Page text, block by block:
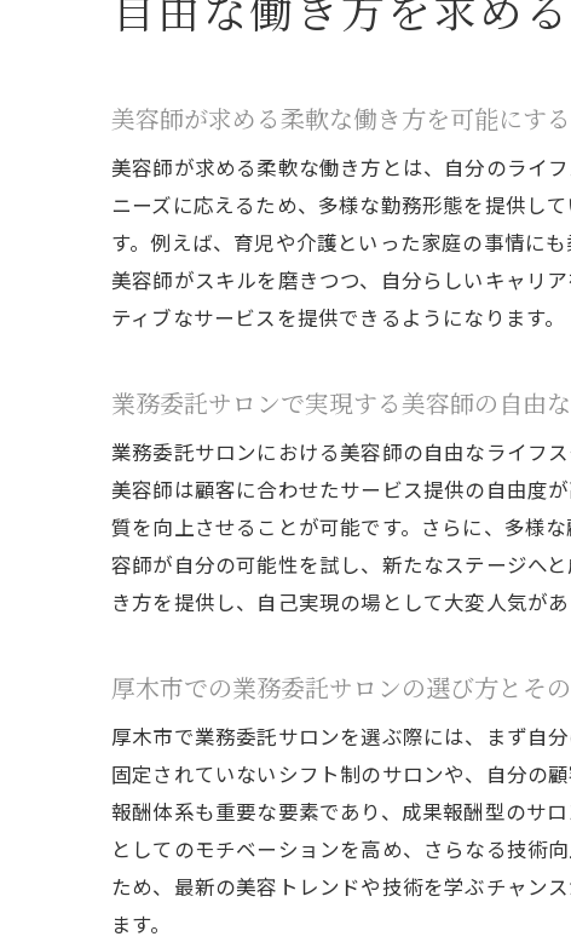
厚木
美容
固定
厚木
美容師が求める柔軟な働き方を可能にす
美容師が求める柔軟な働き方とは、自分のライ
ニーズに応えるため、多様な勤務形態を提供し
す。例えば、育児や介護といった家庭の事情に
美容師がスキルを磨きつつ、自分らしいキャリ
ティブなサービスを提供できるようになります。
業務委託サロンで実現する美容師の自由
業務委託サロンにおける美容師の自由なライフ
美容師は顧客に合わせたサービス提供の自由度
質を向上させることが可能です。さらに、多様
容師が自分の可能性を試し、新たなステージへ
き方を提供し、自己実現の場として大変人気があ
厚木市での業務委託サロンの選び方とそ
厚木市で業務委託サロンを選ぶ際には、まず自
固定されていないシフト制のサロンや、自分の
報酬体系も重要な要素であり、成果報酬型のサ
としてのモチベーションを高め、さらなる技術
ため、最新の美容トレンドや技術を学ぶチャン
ます。